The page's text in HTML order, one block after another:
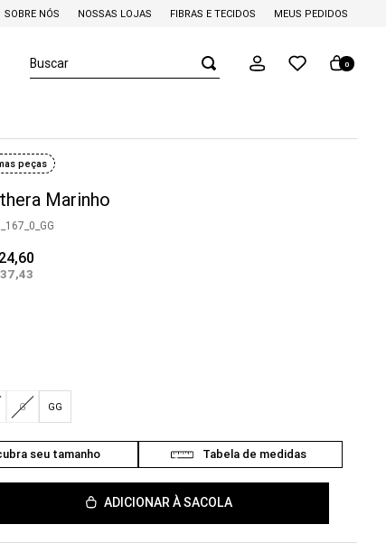
SOBRE NÓS NOSSAS LOJAS FIBRAS E TECIDOS MEUS PEDIDOS
Buscar 0
peças
Marinho
,60
,43
G GG
ADICIONAR À SACOLA